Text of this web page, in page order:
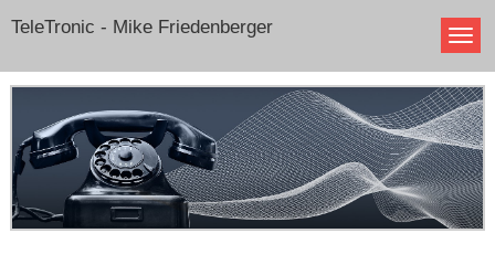
TeleTronic - Mike Friedenberger